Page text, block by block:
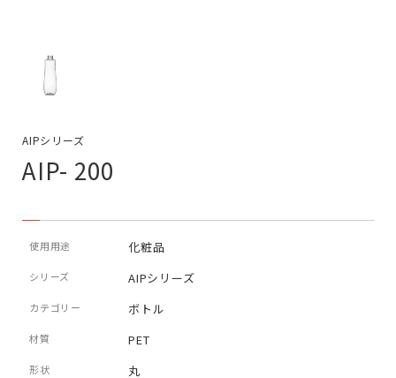
AIPシリーズ
AIP- 200
使用用途 化粧品
シリーズ AIPシリーズ
カテゴリー ボトル
材質 PET
形状 丸